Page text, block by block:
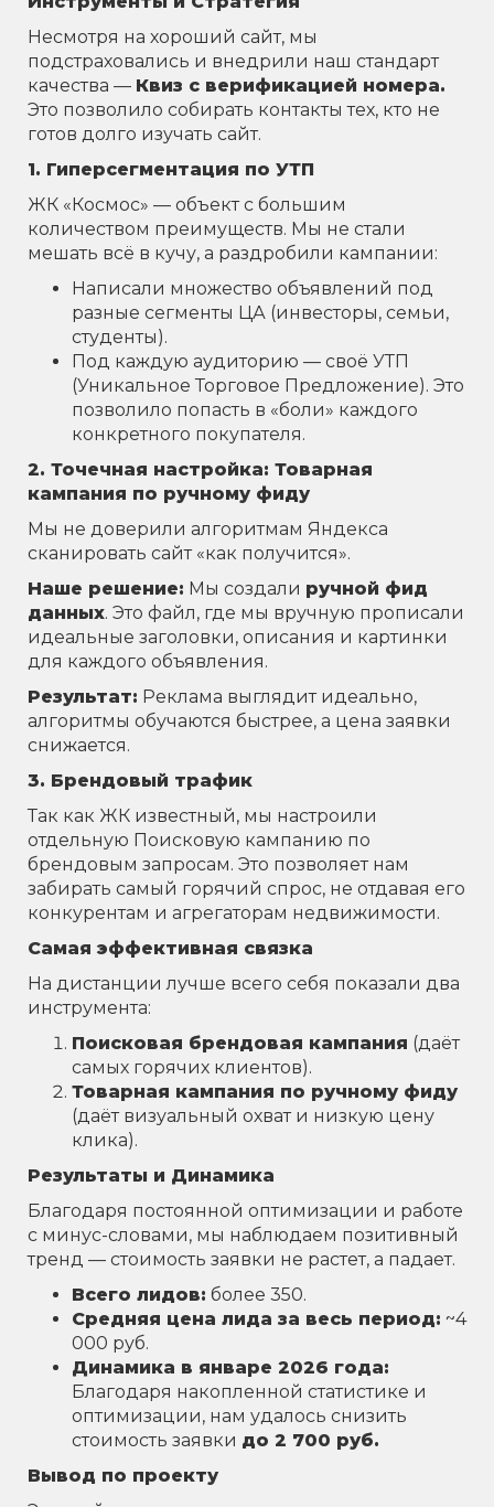
Несмотря на хороший сайт, мы
подстраховались и внедрили наш стандарт
качества — Квиз с верификацией номера.
Это позволило собирать контакты тех, кто не
готов долго изучать сайт.
1. Гиперсегментация по УТП
ЖК «Космос» — объект с большим
количеством преимуществ. Мы не стали
мешать всё в кучу, а раздробили кампании:
Написали множество объявлений под
разные сегменты ЦА (инвесторы, семьи,
студенты).
Под каждую аудиторию — своё УТП
(Уникальное Торговое Предложение). Это
позволило попасть в «боли» каждого
конкретного покупателя.
2. Точечная настройка: Товарная
кампания по ручному фиду
Мы не доверили алгоритмам Яндекса
сканировать сайт «как получится».
Наше решение: Мы создали ручной фид
данных. Это файл, где мы вручную прописали
идеальные заголовки, описания и картинки
для каждого объявления.
Результат: Реклама выглядит идеально,
алгоритмы обучаются быстрее, а цена заявки
снижается.
3. Брендовый трафик
Так как ЖК известный, мы настроили
отдельную Поисковую кампанию по
брендовым запросам. Это позволяет нам
забирать самый горячий спрос, не отдавая его
конкурентам и агрегаторам недвижимости.
Самая эффективная связка
На дистанции лучше всего себя показали два
инструмента:
Поисковая брендовая кампания (даёт
самых горячих клиентов).
Товарная кампания по ручному фиду
(даёт визуальный охват и низкую цену
клика).
Результаты и Динамика
Благодаря постоянной оптимизации и работе
с минус-словами, мы наблюдаем позитивный
тренд — стоимость заявки не растет, а падает.
Всего лидов: более 350.
Средняя цена лида за весь период: ~4
000 руб.
Динамика в январе 2026 года:
Благодаря накопленной статистике и
оптимизации, нам удалось снизить
стоимость заявки до 2 700 руб.
Вывод по проекту